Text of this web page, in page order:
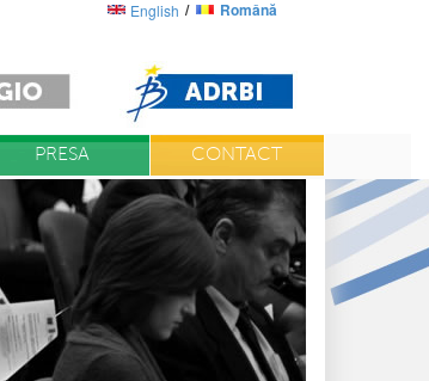
English Română
PRESA CONTACT